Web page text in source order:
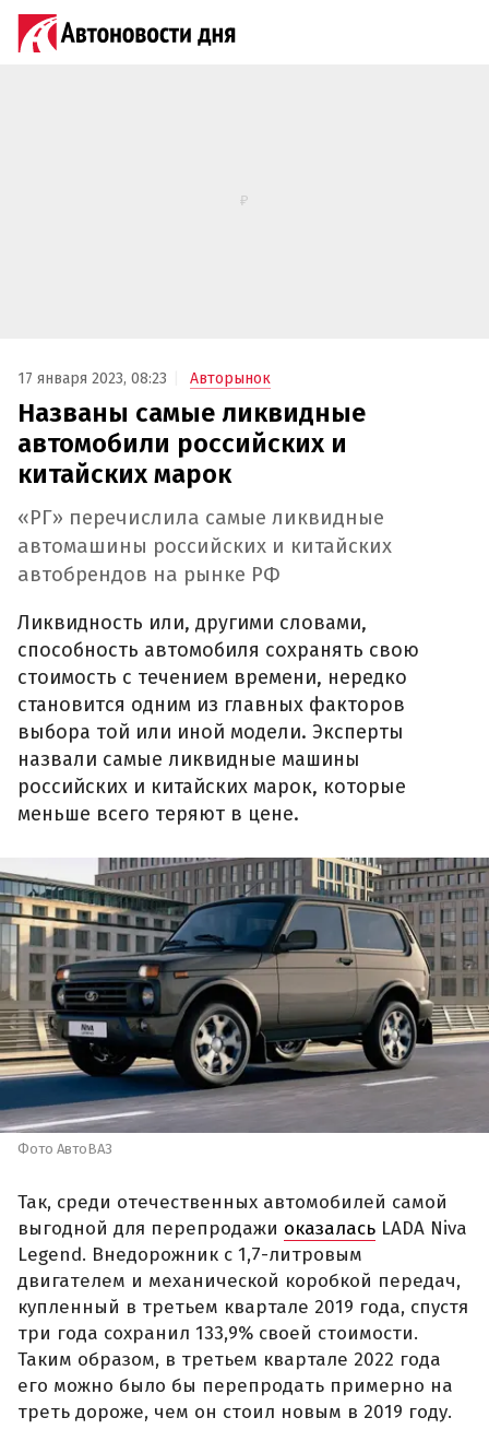
17 января 2023, 08:23 Авторынок
Названы самые ликвидные
автомобили российских и
китайских марок
«РГ» перечислила самые ликвидные
автомашины российских и китайских
автобрендов на рынке РФ
Ликвидность или, другими словами,
способность автомобиля сохранять свою
стоимость с течением времени, нередко
становится одним из главных факторов
выбора той или иной модели. Эксперты
назвали самые ликвидные машины
российских и китайских марок, которые
меньше всего теряют в цене.
Фото АвтоВАЗ
Так, среди отечественных автомобилей самой
выгодной для перепродажи оказалась LADA Niva
Legend. Внедорожник с 1,7-литровым
двигателем и механической коробкой передач,
купленный в третьем квартале 2019 года, спустя
три года сохранил 133,9% своей стоимости.
Таким образом, в третьем квартале 2022 года
его можно было бы перепродать примерно на
треть дороже, чем он стоил новым в 2019 году.